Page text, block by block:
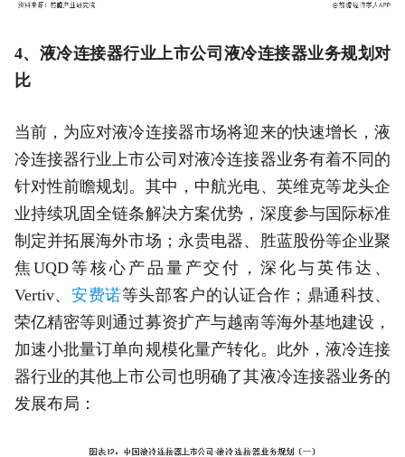
4、液冷连接器行业上市公司液冷连接器业务规划对
比
当前，为应对液冷连接器市场将迎来的快速增长，液
冷连接器行业上市公司对液冷连接器业务有着不同的
针对性前瞻规划。其中，中航光电、英维克等龙头企
业持续巩固全链条解决方案优势，深度参与国际标准
制定并拓展海外市场；永贵电器、胜蓝股份等企业聚
焦UQD等核心产品量产交付，深化与英伟达、
Vertiv、 安费诺等头部客户的认证合作；鼎通科技、
荣亿精密等则通过募资扩产与越南等海外基地建设，
加速小批量订单向规模化量产转化。此外，液冷连接
器行业的其他上市公司也明确了其液冷连接器业务的
发展布局：